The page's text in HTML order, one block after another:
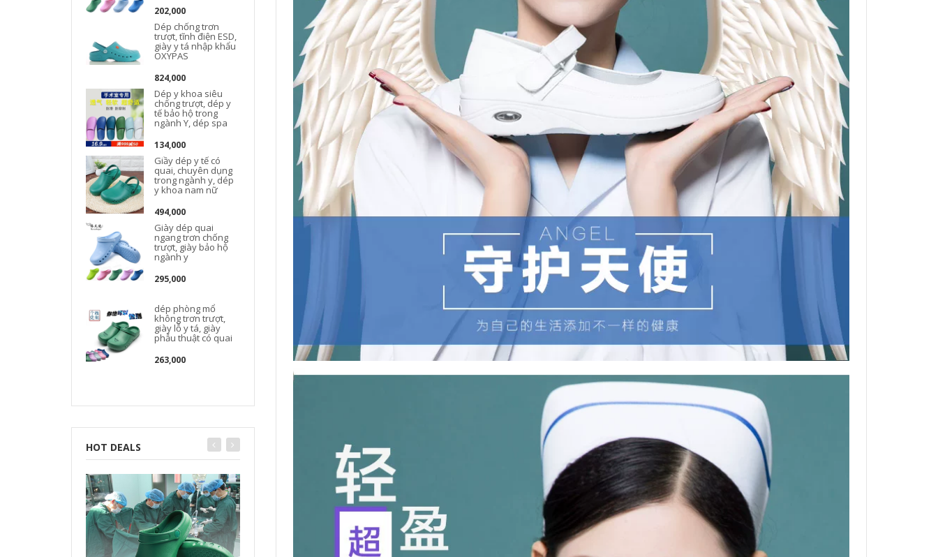
202,000
Dép chống trơn
trượt, tĩnh điện ESD,
giày y tá nhập khẩu
OXYPAS
824,000
Dép y khoa siêu
chống trượt, dép y
tế bảo hộ trong
ngành Y, dép spa
134,000
Giầy dép y tế có
quai, chuyên dụng
trong ngành y, dép
y khoa nam nữ
494,000
Giày dép quai
ngang trơn chống
trượt, giày bảo hộ
ngành y
295,000
dép phòng mổ
không trơn trượt,
giày lỗ y tá, giày
phẫu thuật có quai
263,000
giày dép y tá, giày
lao động trơn không
quai chống trơn
trượt
261,000
Giày bác sĩ,giày
phẫu thuật đế giày
không xốp mềm nhẹ
264,000
giày dép ngành
y,phòng thí nghiệm
chống trượt
157,000
dép bảo vệ
Naershi,nhẹ, không
trơn trượt, chống
nhỏ giọt, không mùi
Dép cao su thời
171,000
giày y tá mẫu thu
đông,đế mềm
thoáng khí không
mỏi chân,khử mùi
tốt
ANNO chuyên dụng
trong bệnh viện,
phòng mổ, dép y tế
344,000
dép y tế chính
hãng,chống
trượt,mài mòn axit
chuyên dụng trong
ngành y
637,000
Dép y khoa có lỗ
chuyên dụng trong
phòng phẫu thuật
dành cho nam nữ
Dép Sandal nam
mẫu mới năm 2020
đế mềm không trơn
HOT DEALS